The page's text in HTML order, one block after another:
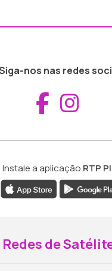
nos nas redes
Instale a aplicação RTP
Redes de